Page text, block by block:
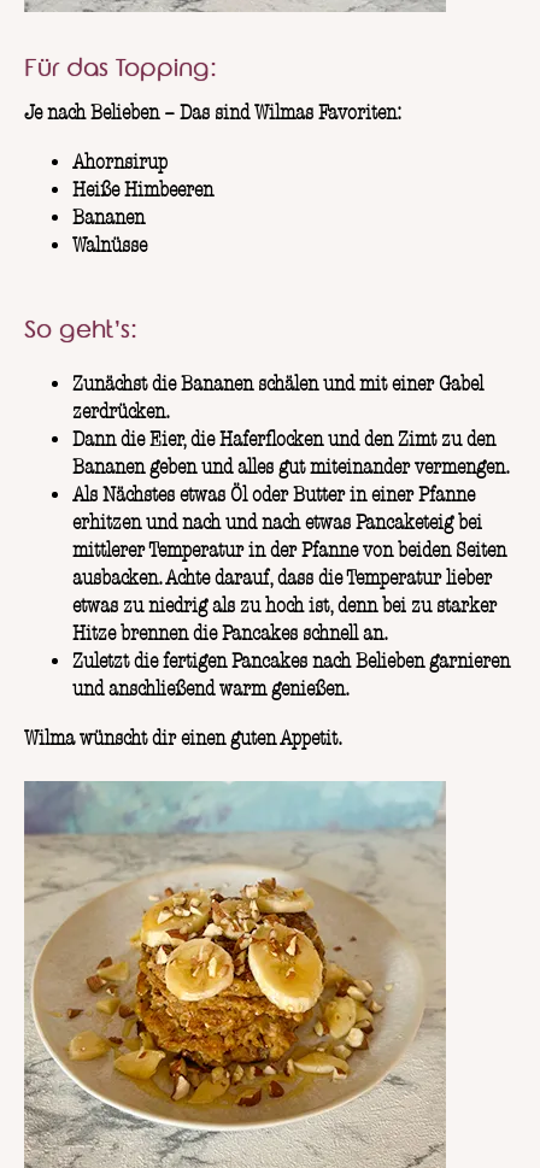
Für das Topping:
Je nach Belieben – Das sind Wilmas Favoriten:
Ahornsirup
Heiße Himbeeren
Bananen
Walnüsse
So geht’s:
Zunächst die Bananen schälen und mit einer Gabel
zerdrücken.
Dann die Eier, die Haferflocken und den Zimt zu den
Bananen geben und alles gut miteinander vermengen.
Als Nächstes etwas Öl oder Butter in einer Pfanne
erhitzen und nach und nach etwas Pancaketeig bei
mittlerer Temperatur in der Pfanne von beiden Seiten
ausbacken. Achte darauf, dass die Temperatur lieber
etwas zu niedrig als zu hoch ist, denn bei zu starker
Hitze brennen die Pancakes schnell an.
Zuletzt die fertigen Pancakes nach Belieben garnieren
und anschließend warm genießen.
Wilma wünscht dir einen guten Appetit.